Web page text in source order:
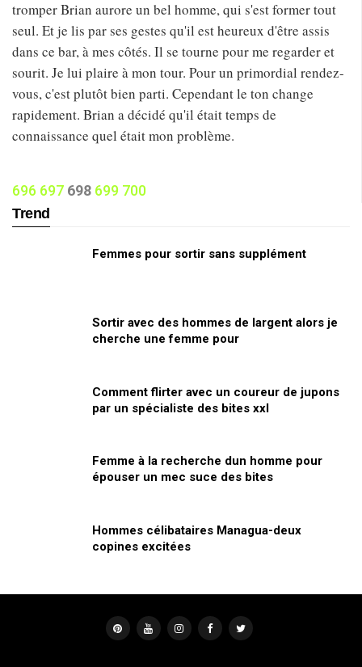
tromper Brian aurore un bel homme, qui s'est former tout
seul. Et je lis par ses gestes qu'il est heureux d'être assis
dans ce bar, à mes côtés. Il se tourne pour me regarder et
sourit. Je lui plaire à mon tour. Pour un primordial rendez-
vous, c'est plutôt bien parti. Cependant le ton change
rapidement. Brian a décidé qu'il était temps de
connaissance quel était mon problème.
696 697 698 699 700
Trend
Femmes pour sortir sans supplément
Sortir avec des hommes de largent alors je
cherche une femme pour
Comment flirter avec un coureur de jupons
par un spécialiste des bites xxl
Femme à la recherche dun homme pour
épouser un mec suce des bites
Hommes célibataires Managua-deux
copines excitées